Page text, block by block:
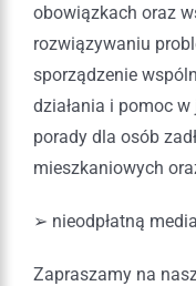
obowiązkach oraz
rozwiązywaniu
sporządzenie
działania i pomoc
porady dla osób
mieszkaniowych
➢ nieodpłatną
Zapraszamy na